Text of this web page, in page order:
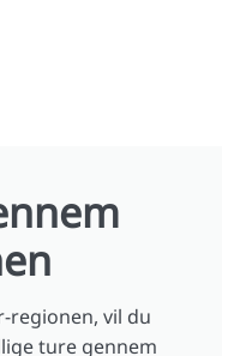
regionen, vil du
ture gennem